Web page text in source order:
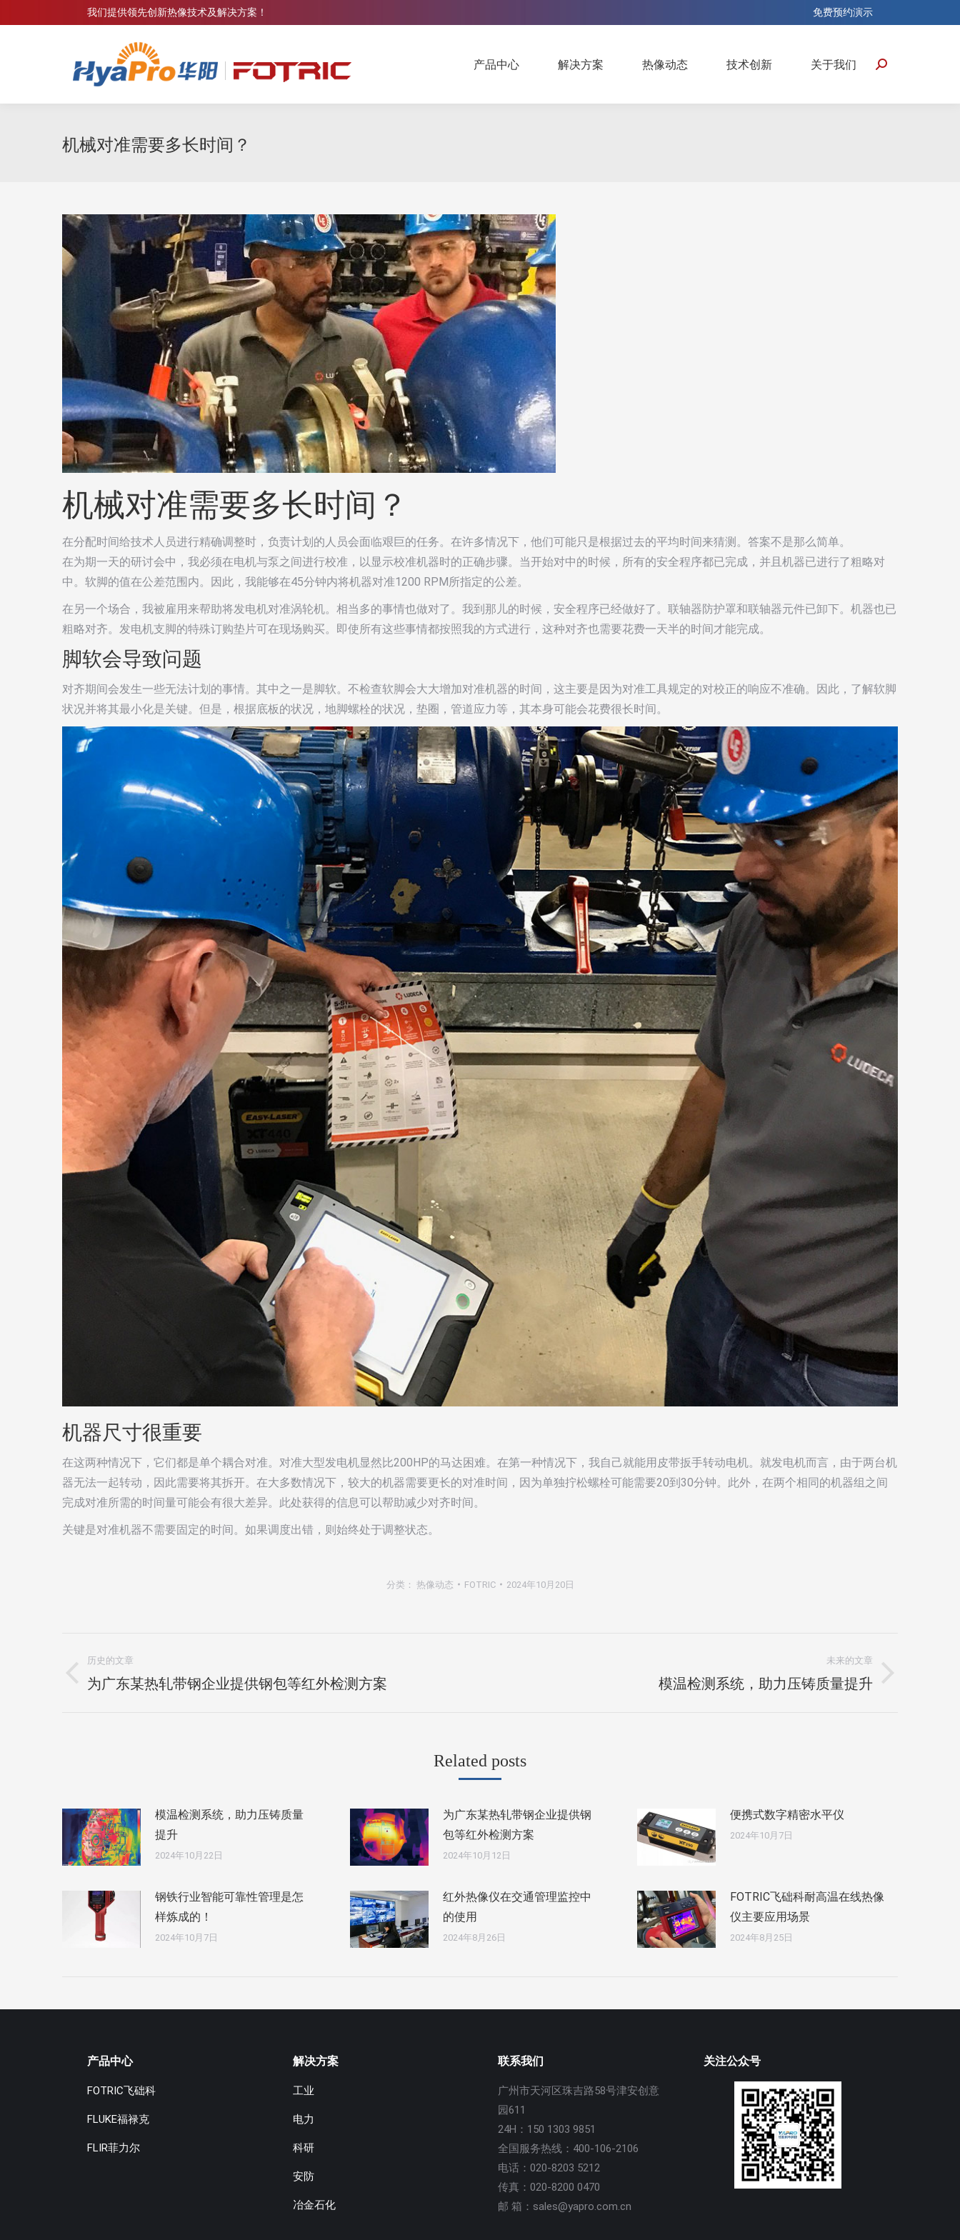
我们提供领先创新热像技术及解决方案！ 免费预约演示
产品中心 解决方案 热像动态 技术创新 关于我们
搜
机械对准需要多长时间？
机械对准需要多长时间？
在分配时间给技术人员进行精确调整时，负责计划的人员会面临艰巨的任务。在许多情况下，他们可能只是根据过去的平均时间来猜测。答案不是那么简单。
在为期一天的研讨会中，我必须在电机与泵之间进行校准，以显示校准机器时的正确步骤。当开始对中的时候，所有的安全程序都已完成，并且机器已进行了粗略对
中。软脚的值在公差范围内。因此，我能够在45分钟内将机器对准1200 RPM所指定的公差。
在另一个场合，我被雇用来帮助将发电机对准涡轮机。相当多的事情也做对了。我到那儿的时候，安全程序已经做好了。联轴器防护罩和联轴器元件已卸下。机器也已
粗略对齐。发电机支脚的特殊订购垫片可在现场购买。即使所有这些事情都按照我的方式进行，这种对齐也需要花费一天半的时间才能完成。
脚软会导致问题
对齐期间会发生一些无法计划的事情。其中之一是脚软。不检查软脚会大大增加对准机器的时间，这主要是因为对准工具规定的对校正的响应不准确。因此，了解软脚
状况并将其最小化是关键。但是，根据底板的状况，地脚螺栓的状况，垫圈，管道应力等，其本身可能会花费很长时间。
机器尺寸很重要
在这两种情况下，它们都是单个耦合对准。对准大型发电机显然比200HP的马达困难。在第一种情况下，我自己就能用皮带扳手转动电机。就发电机而言，由于两台机
器无法一起转动，因此需要将其拆开。在大多数情况下，较大的机器需要更长的对准时间，因为单独拧松螺栓可能需要20到30分钟。此外，在两个相同的机器组之间
完成对准所需的时间量可能会有很大差异。此处获得的信息可以帮助减少对齐时间。
关键是对准机器不需要固定的时间。如果调度出错，则始终处于调整状态。
分类： 热像动态 FOTRIC 2024年10月20日
章
历史的文章
历
为广东某热轧带钢企业提供钢包等红外检测方案
未来的文章
章：
模温检测系统，助力压铸质量提升
Related posts
模温检测系统，助力压铸质量
提升
2024年10月22日
为广东某热轧带钢企业提供钢
包等红外检测方案
2024年10月12日
便携式数字精密水平仪
2024年10月7日
钢铁行业智能可靠性管理是怎
样炼成的！
2024年10月7日
红外热像仪在交通管理监控中
的使用
2024年8月26日
FOTRIC飞础科耐高温在线热像
仪主要应用场景
2024年8月25日
产品中心
FOTRIC飞础科
FLUKE福禄克
FLIR菲力尔
解决方案
工业
电力
科研
安防
冶金石化
联系我们
广州市天河区珠吉路58号津安创意
园611
24H：150 1303 9851
全国服务热线：400-106-2106
电话：020-8203 5212
传真：020-8200 0470
邮 箱：sales@yapro.com.cn
关注公众号
产品中心 解决方案 热像动态 技术创新 关于我们
搜